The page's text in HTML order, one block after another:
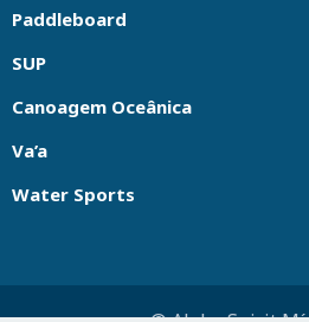
Paddleboard
SUP
Canoagem Oceânica
Va’a
Water Sports